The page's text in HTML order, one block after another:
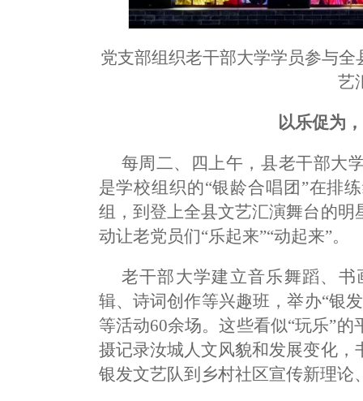
党支部组织老干部大学学员参与全
艺
以乐促为
每周二、四上午，县老干部大
是学校组织的“银龄合唱团”在排
组，到登上全县文艺汇演舞台的
动让老党员们“乐起来”“动起来”。
老干部大学建立音乐舞蹈、
辑、诗词创作等兴趣班，举办“银
等活动60余场。这些看似“玩乐”
摄记录汝城人文风貌和发展变化
银发文艺队到乡村社区宣传新理